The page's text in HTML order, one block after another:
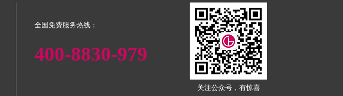
全国免费服务热线：
400-8830-979
关注公众号，有惊喜